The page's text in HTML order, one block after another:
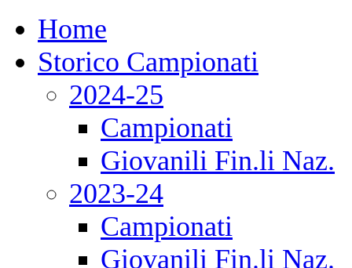
Home
Storico Campionati
2024-25
Campionati
Giovanili Fin.li Naz.
2023-24
Campionati
Giovanili Fin.li Naz.